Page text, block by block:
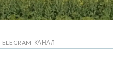
КАНАЛ